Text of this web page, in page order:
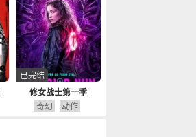
修女战士第一季
已完结
奇幻 动作